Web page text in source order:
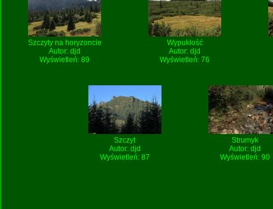
Szczyty na horyzoncie
Autor:djd
Wyświetleń: 89
Wypukłość
Autor:djd
Wyświetleń: 76
Szczyt
Autor: djd
Wyświetleń: 87
Strumyk
Autor: djd
Wyświetleń: 90